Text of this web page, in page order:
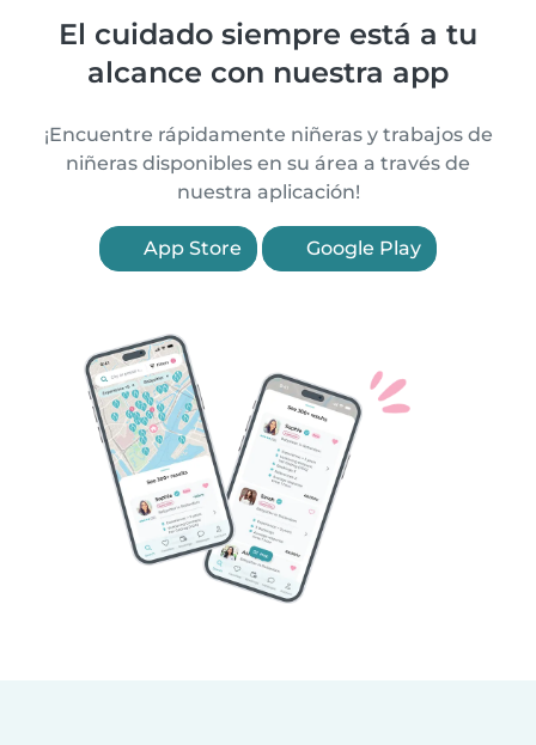
El cuidado siempre está a tu
alcance con nuestra app
¡Encuentre rápidamente niñeras y trabajos de
niñeras disponibles en su área a través de
nuestra aplicación!
App Store Google Play